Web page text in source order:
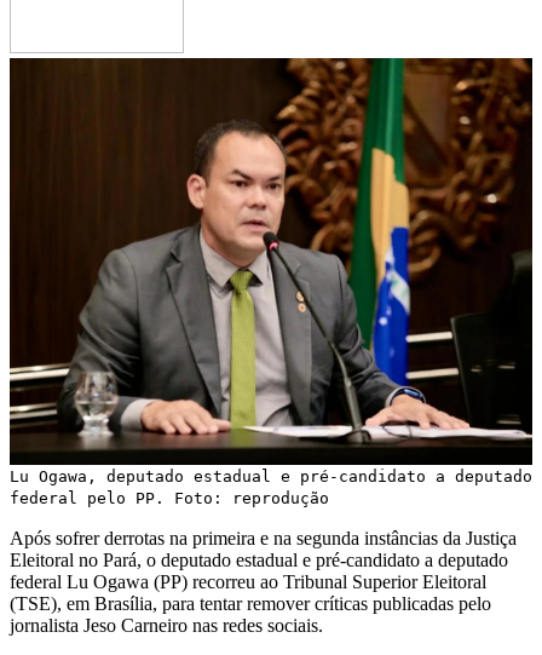
Lu Ogawa, deputado estadual e pré-candidato a deputado
federal pelo PP. Foto: reprodução
Após sofrer derrotas na primeira e na segunda instâncias da Justiça
Eleitoral no Pará, o deputado estadual e pré-candidato a deputado
federal Lu Ogawa (PP) recorreu ao Tribunal Superior Eleitoral
(TSE), em Brasília, para tentar remover críticas publicadas pelo
jornalista Jeso Carneiro nas redes sociais.